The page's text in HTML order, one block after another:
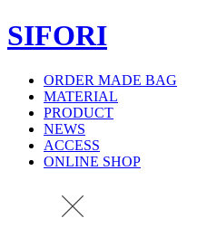
SIFORI
ORDER MADE BAG
MATERIAL
PRODUCT
NEWS
ACCESS
ONLINE SHOP